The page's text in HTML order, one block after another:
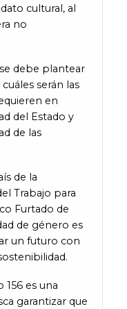
cultural, al
no
debe plantear
serán las
en
del Estado y
de las
de la
Trabajo para
Furtado de
de género es
un futuro con
es una
garantizar que